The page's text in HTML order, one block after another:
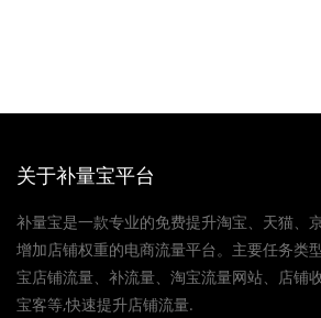
关于补量宝平台
补量宝是一款专业的免费提升淘宝、天猫、
增加店铺权重的电商流量平台。主要任务类
宝店铺流量、补流量、淘宝流量网站、店铺
宝客等,快速提升店铺流量.